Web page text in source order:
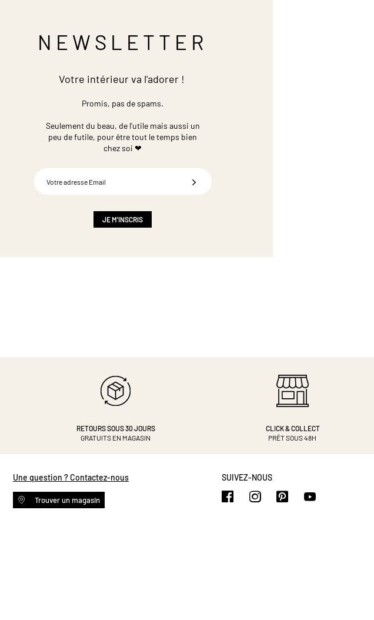
NEWSLETTER
Votre intérieur va l'adorer !
Promis, pas de spams.
Seulement du beau, de l'utile mais aussi un
peu de futile, pour être tout le temps bien
chez soi ❤
JE M'INSCRIS
RETOURS SOUS 30 JOURS
GRATUITS EN MAGASIN
CLICK & COLLECT
PRÊT SOUS 48H
Une question ? Contactez-nous
Trouver un magasin
SUIVEZ-NOUS
https://https://https://https://